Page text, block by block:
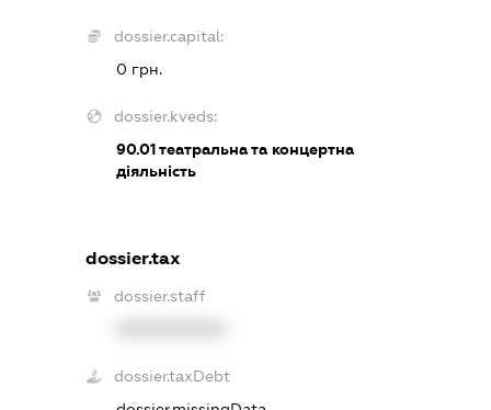
dossier.capital:
0 грн.
dossier.kveds:
90.01театральна та концертна
діяльність
dossier.tax
dossier.staff
dossier.taxDebt